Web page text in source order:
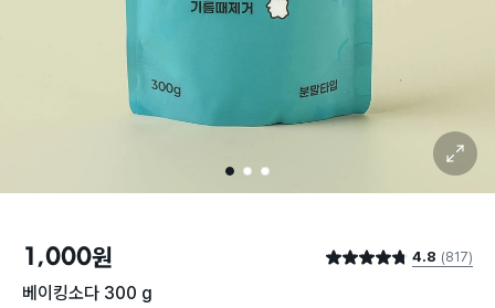
1 2 3
확대 보기
1,000원 별점 4.8점 4.8 (817)
베이킹소다 300 g